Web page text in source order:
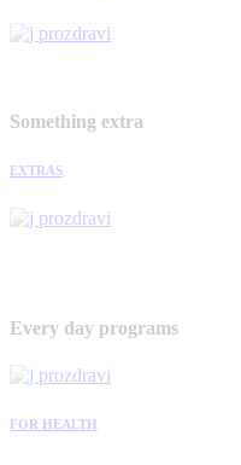
Something extra
EXTRAS
Every day programs
FOR HEALTH